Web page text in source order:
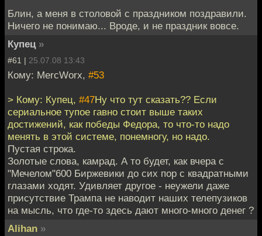
Блин, а меня в столовой с праздником поздравили.
Ничего не понимаю... Вроде, и не праздник вовсе.
Купец »
#61 | 25.07.08 13:43
Кому: MercWorx, #53
> Кому: Купец, #47Ну что тут сказать?? Если
сериальное тупое гавно стоит выше таких
достижений, как победы Федора, то что-то надо
менять в этой системе, понемногу, но надо.
Пустая строка.
Золотые слова, камрад. А то будет, как вчера с
"Мечелом"600 Биржевики до сих пор с квадратными
глазами ходят. Удивляет другое - неужели даже
присутствие Трампа не наводит наших телепузиков
на мысль, что где-то здесь дают много-много денег ?
Alihan »